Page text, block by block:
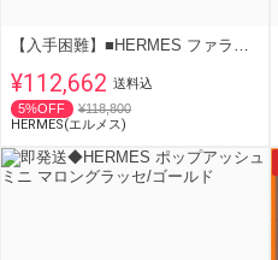
¥112,662 送料込
5%OFF
¥118,800
HERMES(エルメス)